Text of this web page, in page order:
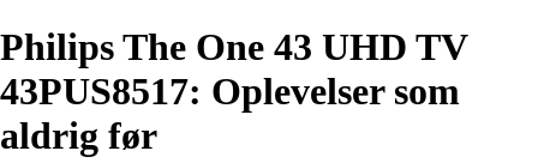
Philips The One 43 UHD TV
43PUS8517: Oplevelser som
aldrig før